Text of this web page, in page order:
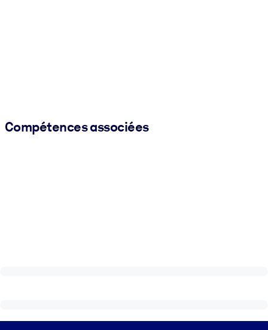
Compétences associées